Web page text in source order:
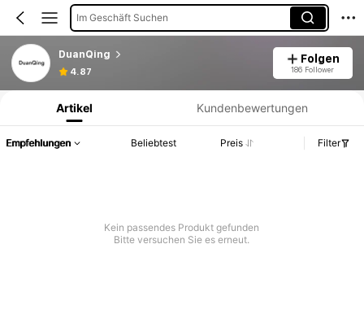
Im Geschäft Suchen
DuanQing
4.87
Folgen
186 Follower
Produktinformation: Preisangabe, Verkaufs- und Lagerbestandsdetails.
Artikel Kundenbewertungen
Empfehlungen Beliebtest Preis Filter
Kein passendes Produkt gefunden
Bitte versuchen Sie es erneut.